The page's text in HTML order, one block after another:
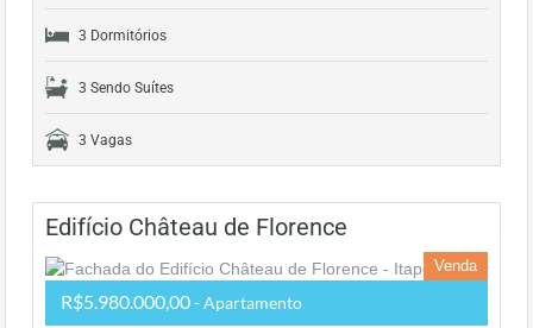
3 Dormitórios
3 Sendo Suítes
3 Vagas
Edifício Château de Florence
Venda
R$5.980.000,00- Apartamento